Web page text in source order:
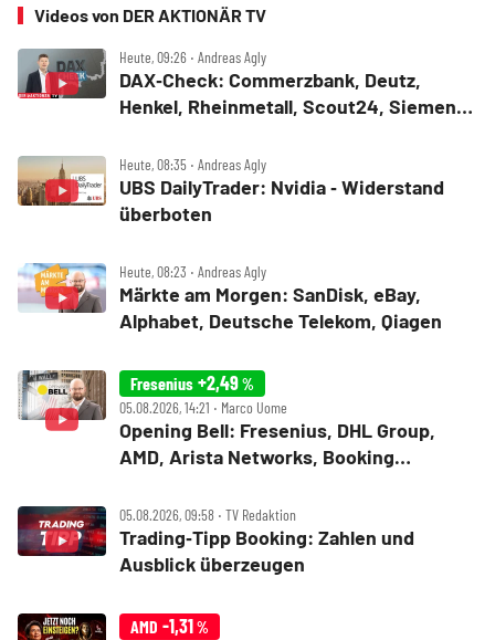
Videos von DER AKTIONÄR TV
Heute, 09:26 ‧ Andreas Agly
DAX‑Check: Commerzbank, Deutz,
Henkel, Rheinmetall, Scout24, Siemens,
Heute, 08:35 ‧ Andreas Agly
UBS DailyTrader: Nvidia ‑ Widerstand
überboten
Heute, 08:23 ‧ Andreas Agly
Märkte am Morgen: SanDisk, eBay,
Alphabet, Deutsche Telekom, Qiagen
Fresenius +2,49%
05.08.2026, 14:21 ‧ Marco Uome
Opening Bell: Fresenius, DHL Group,
AMD, Arista Networks, Booking
05.08.2026, 09:58 ‧ TV Redaktion
Trading‑Tipp Booking: Zahlen und
Ausblick überzeugen
AMD -1,31%